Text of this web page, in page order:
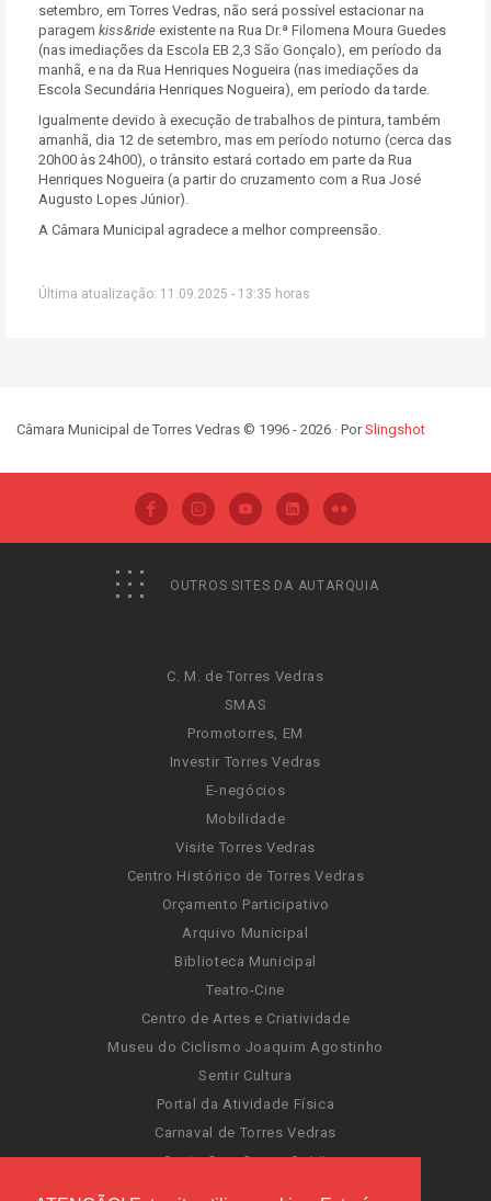
setembro, em Torres Vedras, não será possível estacionar na
paragem kiss&ride existente na Rua Dr.ª Filomena Moura Guedes
(nas imediações da Escola EB 2,3 São Gonçalo), em período da
manhã, e na da Rua Henriques Nogueira (nas imediações da
Escola Secundária Henriques Nogueira), em período da tarde.
Igualmente devido à execução de trabalhos de pintura, também
amanhã, dia 12 de setembro, mas em período noturno (cerca das
20h00 às 24h00), o trânsito estará cortado em parte da Rua
Henriques Nogueira (a partir do cruzamento com a Rua José
Augusto Lopes Júnior).
A Câmara Municipal agradece a melhor compreensão.
Última atualização: 11.09.2025 - 13:35 horas
Câmara Municipal de Torres Vedras © 1996 - 2026 · PorSlingshot
OUTROS SITES DA AUTARQUIA
C. M. de Torres Vedras
SMAS
Promotorres, EM
Investir Torres Vedras
E-negócios
Mobilidade
Visite Torres Vedras
Centro Histórico de Torres Vedras
Orçamento Participativo
Arquivo Municipal
Biblioteca Municipal
Teatro-Cine
Centro de Artes e Criatividade
Museu do Ciclismo Joaquim Agostinho
Sentir Cultura
Portal da Atividade Física
Carnaval de Torres Vedras
Santa Cruz Ocean Spirit